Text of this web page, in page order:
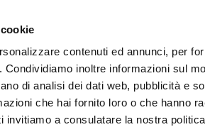
contenuti ed annunci, per
inoltre informazioni sul
di analisi dei dati web, pubblicità e
che hai fornito loro o che hanno
invitiamo a consulatare la nostra
servite >
City Centric Parking Extra
or.rid. MAPPA
H. MAX 2,30 m